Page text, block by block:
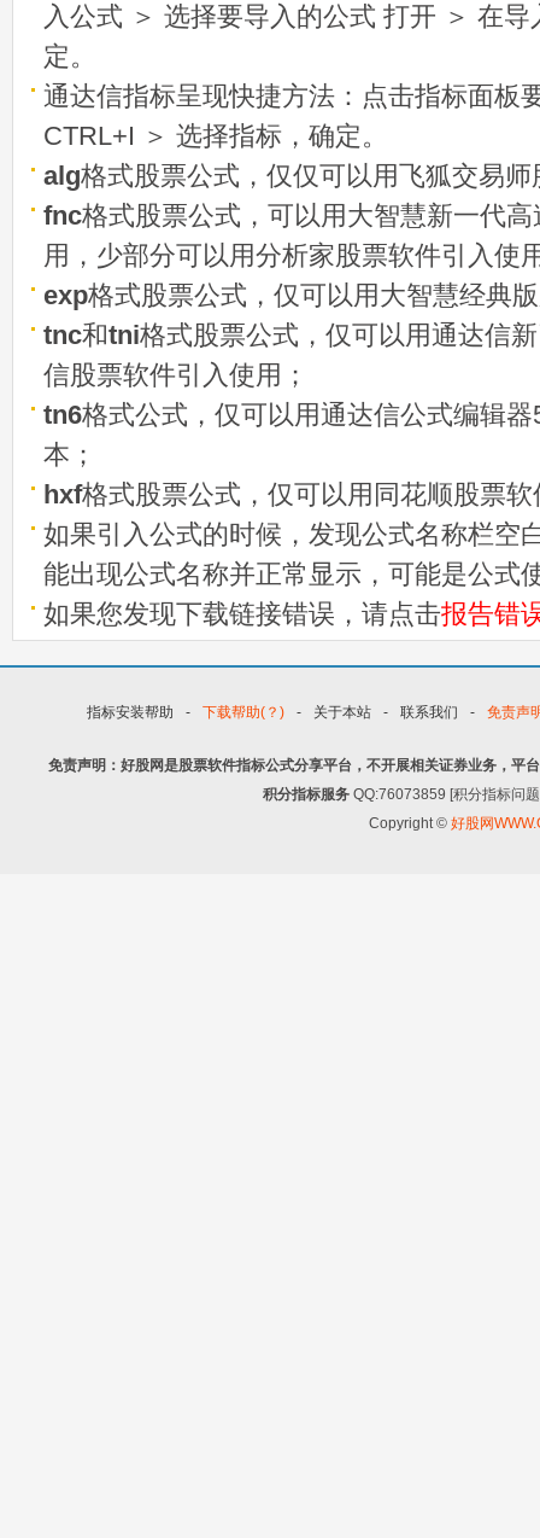
入公式 ＞ 选择要导入的公式 打开 ＞ 在
定。
通达信指标呈现快捷方法：点击指标面板
CTRL+I ＞ 选择指标，确定。
alg格式股票公式，仅仅可以用飞狐交易
fnc格式股票公式，可以用大智慧新一代
用，少部分可以用分析家股票软件引入使
exp格式股票公式，仅可以用大智慧经典
tnc和tni格式股票公式，仅可以用通达信
信股票软件引入使用；
tn6格式公式，仅可以用通达信公式编辑
本；
hxf格式股票公式，仅可以用同花顺股票
如果引入公式的时候，发现公式名称栏空
能出现公式名称并正常显示，可能是公式
如果您发现下载链接错误，请点击报告错
指标安装帮助 - 下载帮助(？) - 关于本站 - 联系我们 - 免责声
免责声明：好股网是股票软件指标公式分享平台，不开展相关证券业务，平
积分指标服务 QQ:76073859 [积分指标问
Copyright © 好股网